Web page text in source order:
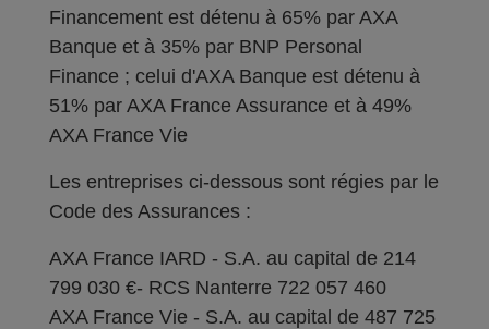
Financement est détenu à 65% par AXA
Banque et à 35% par BNP Personal
Finance ; celui d'AXA Banque est détenu à
51% par AXA France Assurance et à 49%
AXA France Vie
Les entreprises ci-dessous sont régies par le
Code des Assurances :
AXA France IARD - S.A. au capital de 214
799 030 €- RCS Nanterre 722 057 460
AXA France Vie - S.A. au capital de 487 725